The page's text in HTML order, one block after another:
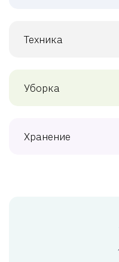
Техника
Уборка
Хранение